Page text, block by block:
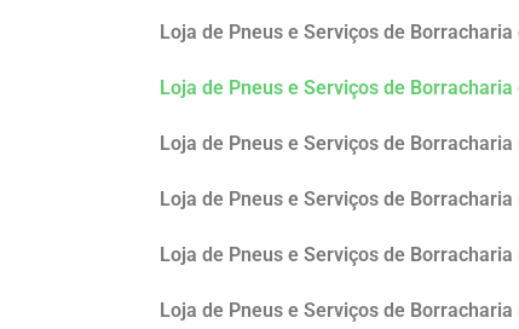
Loja de Pneus e Serviços de
Loja de Pneus e Serviços de
Loja de Pneus e Serviços de Borracharia
Loja de Pneus e Serviços de Borracharia
Loja de Pneus e Serviços de Borracharia
Loja de Pneus e Serviços de